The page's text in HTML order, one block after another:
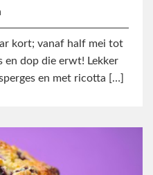
kort; vanaf half mei tot
en dop die erwt! Lekker
en met ricotta […]